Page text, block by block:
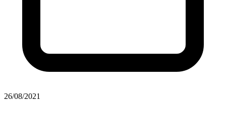
26/08/2021